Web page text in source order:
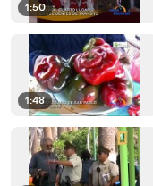
1:50
1:48